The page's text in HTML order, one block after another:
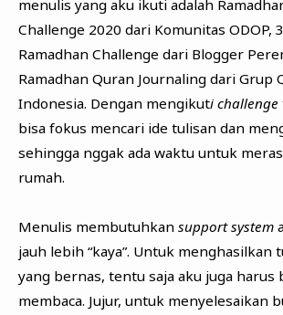
menulis yang aku ikuti adalah
Challenge 2020 dari Komunitas ODOP,
Ramadhan Challenge dari Blogger
Ramadhan Quran Journaling dari Grup
Indonesia. Dengan mengikuti challenge
bisa fokus mencari ide tulisan dan
sehingga nggak ada waktu untuk
rumah.
Menulis membutuhkan support system
jauh lebih “kaya”. Untuk menghasilkan
yang bernas, tentu saja aku juga harus
membaca. Jujur, untuk menyelesaikan